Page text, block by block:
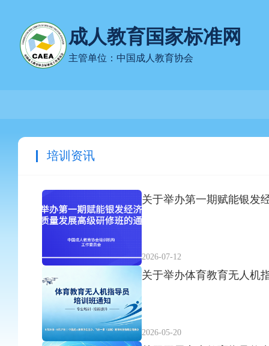
成人教育国家标准网
主管单位：中国成人教育协会
培训资讯
关于举办第一期赋能银发
2026-07-12
关于举办体育教育无人机
2026-05-20